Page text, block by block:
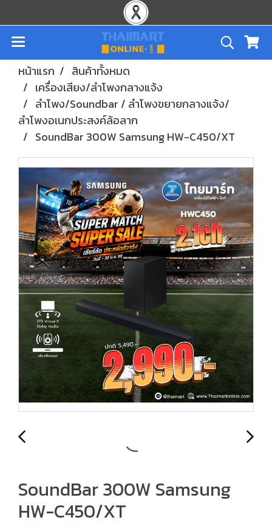
หน้าแรก
สินค้าทั้งหมด
เครื่องเสียง/ลำโพงกลางแจ้ง
ลำโพง/Soundbar / ลำโพงขยายกลางแจ้ง/
ลำโพงอเนกประสงค์ล้อลาก
SoundBar 300W Samsung HW-C450/XT
SoundBar 300W Samsung
HW-C450/XT